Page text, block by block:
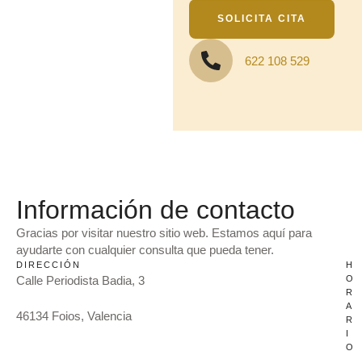
SOLICITA CITA
622 108 529
Información de contacto
Gracias por visitar nuestro sitio web. Estamos aquí para
ayudarte con cualquier consulta que pueda tener.
DIRECCIÓN
Calle Periodista Badia, 3
46134 Foios, Valencia
H
O
R
A
R
I
O